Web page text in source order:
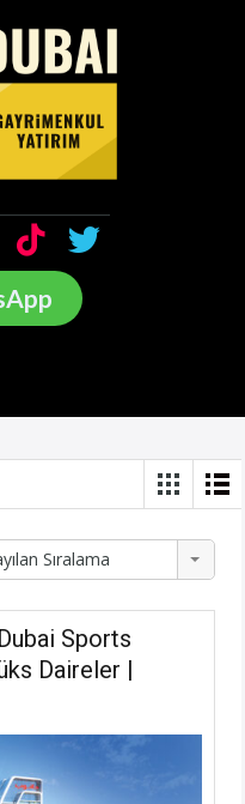
Sıralama
Sports
Daireler |